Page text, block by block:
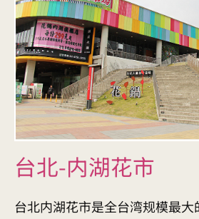
台北-内湖花市
台北内湖花市是全台湾规模最